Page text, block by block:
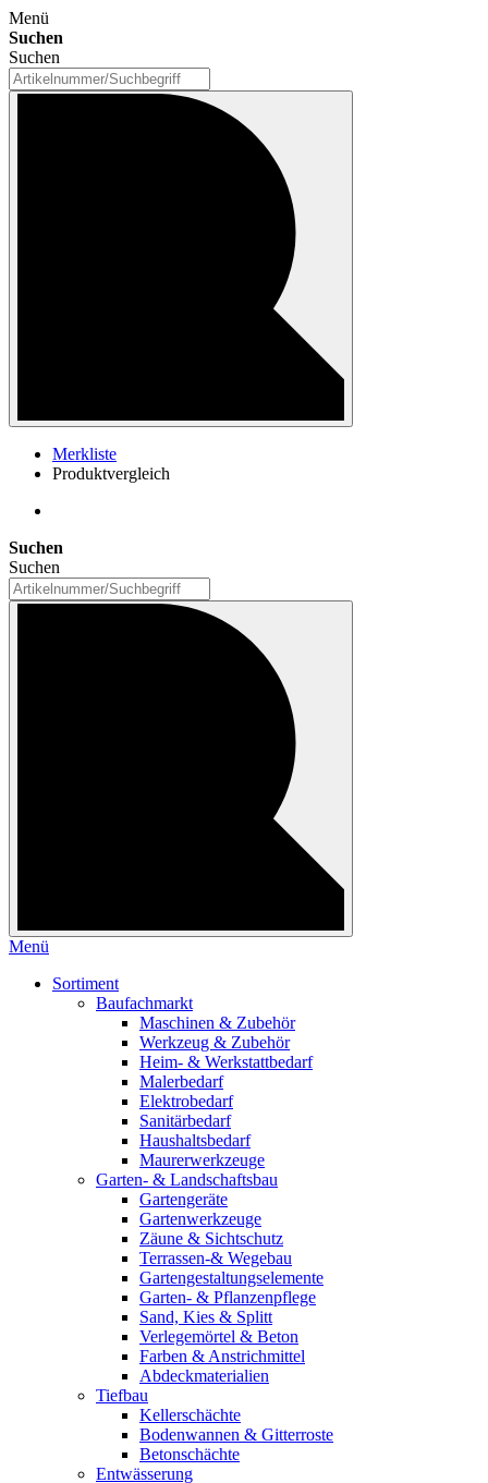
Menü
Suchen
Suchen
Merkliste
Produktvergleich
Suchen
Suchen
Menü
Sortiment
Baufachmarkt
Maschinen & Zubehör
Werkzeug & Zubehör
Heim- & Werkstattbedarf
Malerbedarf
Elektrobedarf
Sanitärbedarf
Haushaltsbedarf
Maurerwerkzeuge
Garten- & Landschaftsbau
Gartengeräte
Gartenwerkzeuge
Zäune & Sichtschutz
Terrassen-& Wegebau
Gartengestaltungselemente
Garten- & Pflanzenpflege
Sand, Kies & Splitt
Verlegemörtel & Beton
Farben & Anstrichmittel
Abdeckmaterialien
Tiefbau
Kellerschächte
Bodenwannen & Gitterroste
Betonschächte
Entwässerung